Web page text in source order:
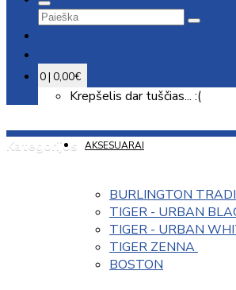
0 | 0,00€
Krepšelis dar tuščias... :(
Kategorijos AKSESUARAI
BURLINGTON
TIGER - URBAN
TIGER - URBAN
TIGER ZENNA
BOSTON